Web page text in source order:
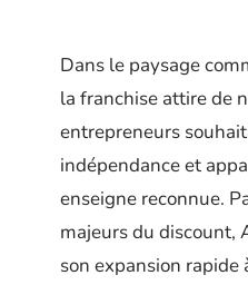
Dans le paysage
la franchise attire de
entrepreneurs
indépendance et
enseigne reconnue.
majeurs du discount,
son expansion rapide